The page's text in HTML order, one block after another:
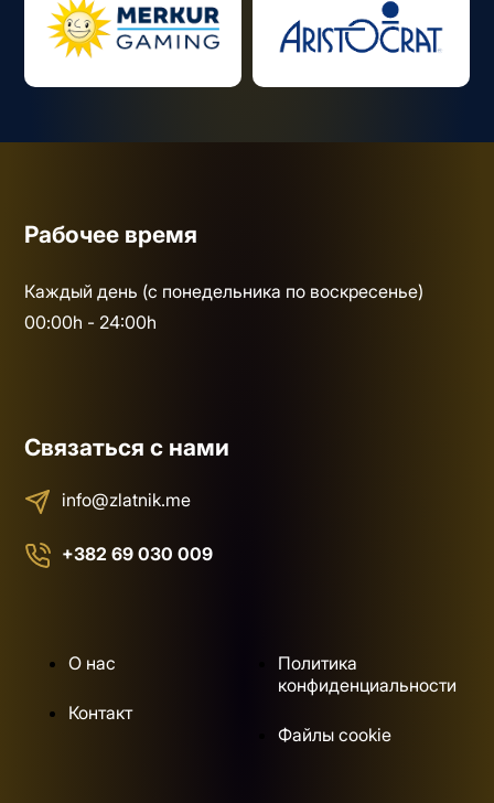
Рабочее время
Каждый день (с понедельника по воскресенье)
00:00h - 24:00h
Связаться с нами
info@zlatnik.me
+382 69 030 009
О нас
Контакт
Политика
конфиденциальности
Файлы cookie